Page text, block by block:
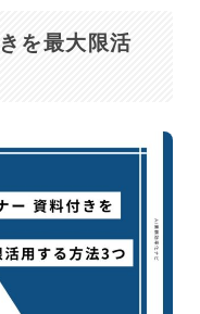
を最大限活